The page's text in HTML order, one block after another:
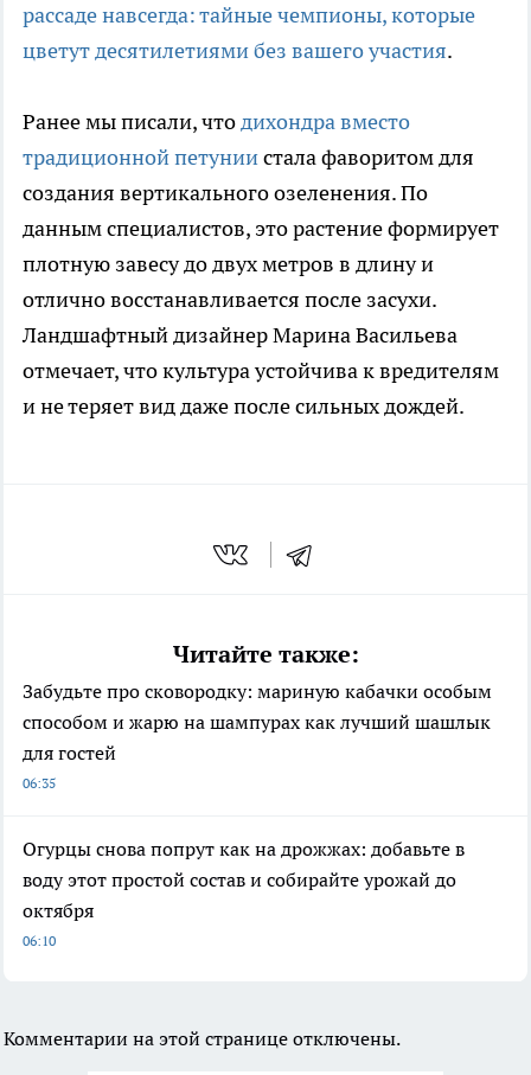
рассаде навсегда: тайные чемпионы, которые
цветут десятилетиями без вашего участия.
Ранее мы писали, чтодихондра вместо
традиционной петуниистала фаворитом для
создания вертикального озеленения. По
данным специалистов, это растение формирует
плотную завесу до двух метров в длину и
отлично восстанавливается после засухи.
Ландшафтный дизайнер Марина Васильева
отмечает, что культура устойчива к вредителям
и не теряет вид даже после сильных дождей.
Читайте также:
Забудьте про сковородку: мариную кабачки особым
способом и жарю на шампурах как лучший шашлык
для гостей
06:35
Огурцы снова попрут как на дрожжах: добавьте в
воду этот простой состав и собирайте урожай до
октября
06:10
Комментарии на этой странице отключены.